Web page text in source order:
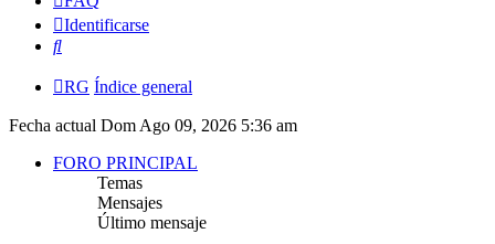
Identificarse
Buscar
RG Índice general
Fecha actual Dom Ago 09, 2026 5:36 am
FORO PRINCIPAL
Temas
Mensajes
Último mensaje